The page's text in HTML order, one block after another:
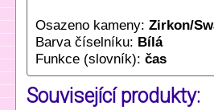
Osazeno kameny: Zirkon/
Barva číselníku: Bílá
Funkce (slovník): čas
Související produkty: